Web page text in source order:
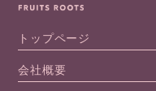
トップページ
会社概要